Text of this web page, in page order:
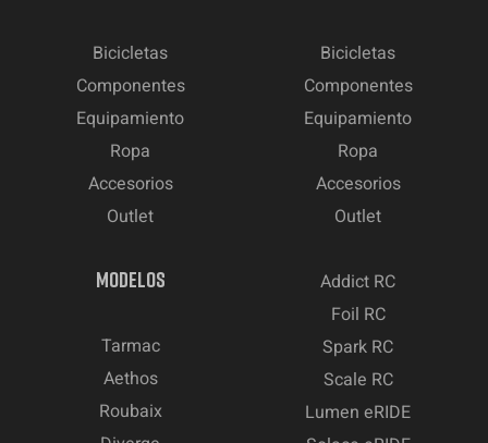
Bicicletas
Componentes
Equipamiento
Ropa
Accesorios
Outlet
Bicicletas
Componentes
Equipamiento
Ropa
Accesorios
Outlet
MODELOS
Tarmac
Aethos
Roubaix
Addict RC
Foil RC
Spark RC
Scale RC
Lumen eRIDE